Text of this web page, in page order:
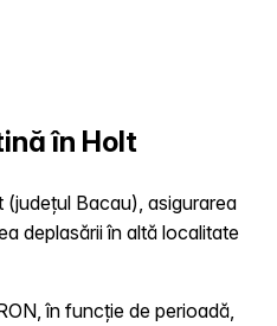
în Holt
Bacau), asigurarea
deplasării în altă localitate
în funcție de perioadă,